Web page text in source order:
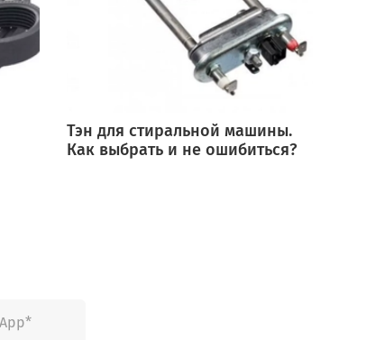
Тэн для стиральной машины.
Как выбрать и не ошибиться?